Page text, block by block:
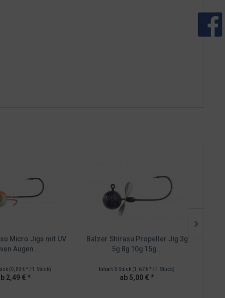
Micro Jigs mit UV
Augen...
(0,83 € * / 1 Stück)
2,49 € *
Balzer Shirasu Propeller Jig 3g
5g 8g 10g 15g...
Inhalt3 Stück (1,67 € * / 1 Stück)
ab 5,00 € *